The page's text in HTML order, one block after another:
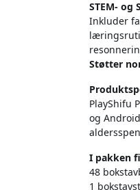
STEM- og
Inkluder
Støtter
PlayShifu
og
I pakken
48
1